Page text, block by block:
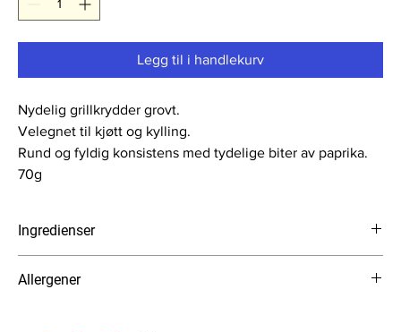
Legg til i handlekurv
Nydelig grillkrydder grovt.
Velegnet til kjøtt og kylling.
Rund og fyldig konsistens med tydelige biter av paprika.
70g
Ingredienser
smaksforsterker E621, fargestoff E160c.
Allergener